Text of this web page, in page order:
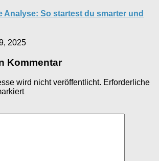
Analyse: So startest du smarter und
2025
Kommentar
wird nicht veröffentlicht. Erforderliche